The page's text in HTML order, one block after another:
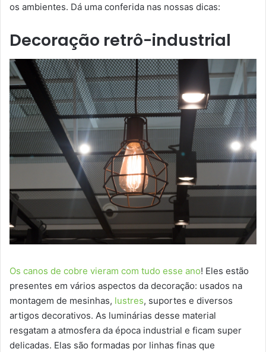
os ambientes. Dá uma conferida nas nossas dicas:
Decoração retrô-industrial
Os canos de cobre vieram com tudo esse ano! Eles estão
presentes em vários aspectos da decoração: usados na
montagem de mesinhas, lustres, suportes e diversos
artigos decorativos. As luminárias desse material
resgatam a atmosfera da época industrial e ficam super
delicadas. Elas são formadas por linhas finas que